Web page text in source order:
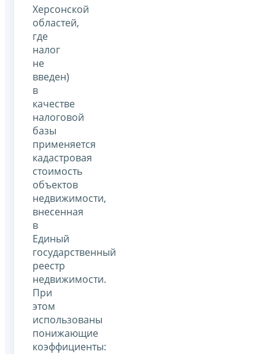
Херсонской
областей,
где
налог
не
введен)
в
качестве
налоговой
базы
применяется
кадастровая
стоимость
объектов
недвижимости,
внесенная
в
Единый
государственный
реестр
недвижимости.
При
этом
использованы
понижающие
коэффициенты: